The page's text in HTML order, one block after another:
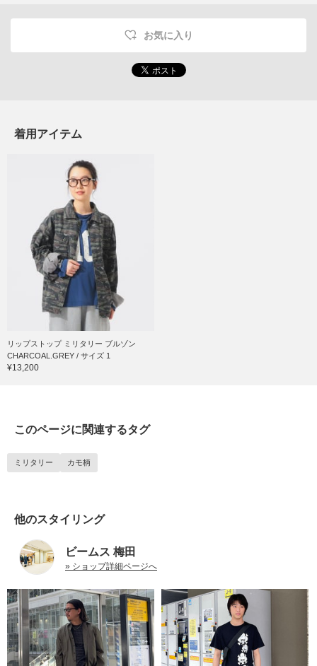
お気に入り
着用アイテム
リップストップ ミリタリー ブルゾン
CHARCOAL.GREY / サイズ 1
¥13,200
このページに関連するタグ
ミリタリー カモ柄
他のスタイリング
ビームス 梅田
» ショップ詳細ページへ